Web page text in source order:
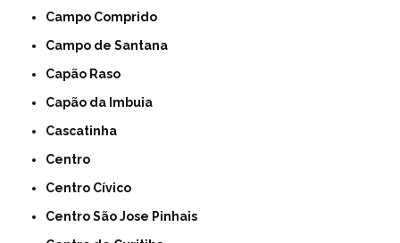
Campo Comprido
Campo de Santana
Capão Raso
Capão da Imbuia
Cascatinha
Centro
Centro Cívico
Centro São Jose Pinhais